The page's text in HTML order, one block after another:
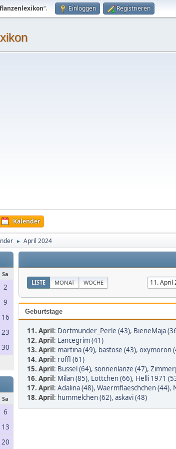
“. Einloggen Registrieren
Kalender
► April 2024
Sa
2
9
16
23
30
Sa
6
13
20
LISTE MONAT WOCHE
Geburtstage
11. April: Dortmunder_Perle (43), BieneMaja
12. April: Lancegrim (41)
13. April: martina (49), bastose (43), oxymoron
14. April: roffl (61)
15. April: Bussel (64), sonnenlanze (47),
16. April: Milan (85), Lottchen (66), Helli 1971
17. April: Adalina (48), Waermflaeschchen (44),
18. April: hummelchen (62), askavi (48)